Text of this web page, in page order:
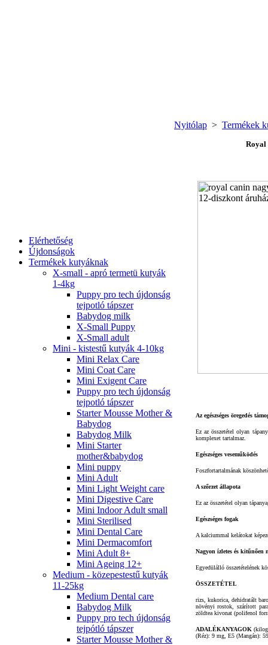
Elérhetőség
Újdonságok
Termékek kutyáknak
X-small - apró termetü kutyák
1-4kg
Puppy pro tech újdonság
tejpotló tápszer
Babydog milk
X-Small Puppy
X-Small adult
Mini - kistestű kutyák 4-10kg
Mini Relax Care
Mini Coat Care
Mini Exigent Care
Puppy pro tech újdonság
tejpotló tápszer
Starter Mousse Mother &
Babydog
Babydog Milk
Mini Starter
mother&babydog
Mini puppy
Mini Adult
Mini Light Weight care
Mini Digestive Care
Mini Indoor Adult small
Mini Sterilised
Mini Dental Care
Mini Dermacomfort
Mini Adult 8+
Mini Ageing 12+
Medium - közepestestű kutyák
11-25kg
Medium Dental care
Babydog Milk
Puppy pro tech újdonság
tejpótló tápszer
Starter Mousse Mother &
Nyitólap > Termékek
Royal
Az egészséges öregedés
Ez az összetétel olyan
komplexet tartalmaz.
Egészséges veseműködés
Foszfortartalmának
A szőrzet állapota
Ez az összetétel olyan
Egészséges fogak
A kalciummal kelátokat
Nagyon ízletes és kitűnően
Egyedülálló összetételének
ÖSSZETÉTEL
rizs, kukorica, dehidratált
növényi rostok, szárított
zöldtea kivonat (polifenol
ADALÉKANYAGOK
(Réz): 9 mg, E5 (Mangán):